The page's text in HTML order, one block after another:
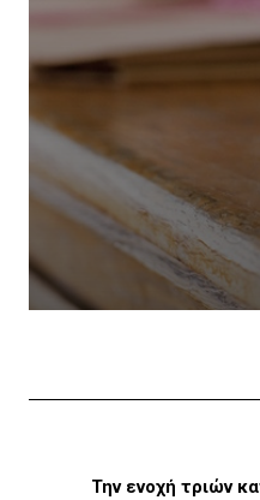
Την ενοχή τριών